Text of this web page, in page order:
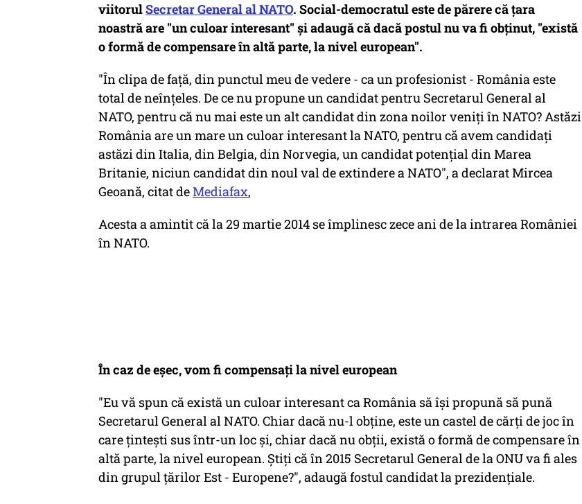
viitorulSecretar General al NATO. Social-democratul este de părere că țara
noastră are "un culoar interesant" și adaugă că dacă postul nu va fi obţinut, "există
o formă de compensare în altă parte, la nivel european".
"În clipa de faţă, din punctul meu de vedere - ca un profesionist - România este
total de neînţeles. De ce nu propune un candidat pentru Secretarul General al
NATO, pentru că nu mai este un alt candidat din zona noilor veniţi în NATO? Astăzi
România are un mare un culoar interesant la NATO, pentru că avem candidaţi
astăzi din Italia, din Belgia, din Norvegia, un candidat potenţial din Marea
Britanie, niciun candidat din noul val de extindere a NATO", a declarat Mircea
Geoană, citat deMediafax,
Acesta a amintit că la 29 martie 2014 se împlinesc zece ani de la intrarea României
în NATO.
În caz de eșec, vom fi compensați la nivel european
"Eu vă spun că există un culoar interesant ca România să îşi propună să pună
Secretarul General al NATO. Chiar dacă nu-l obţine, este un castel de cărţi de joc în
care ţinteşti sus într-un loc şi, chiar dacă nu obţii, există o formă de compensare în
altă parte, la nivel european. Ştiţi că în 2015 Secretarul General de la ONU va fi ales
din grupul ţărilor Est - Europene?", adaugă fostul candidat la prezidențiale.